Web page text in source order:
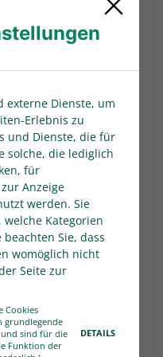
Tour
Tour ist am 7.
die Starterkits
Hastener SV, 1.
im Zuge eines
die
werden. Bis zum
Mittelrhein und in
Vereine
für ihre neu
externe Dienste, um
Erlebnis zu
und Dienste, die für
solche, die lediglich
für
Anzeige
werden. Sie
Kategorien
Sie, dass
womöglich nicht
Seite zur
Cookies
grundlegende
sind für die
Funktion der
DETAILS